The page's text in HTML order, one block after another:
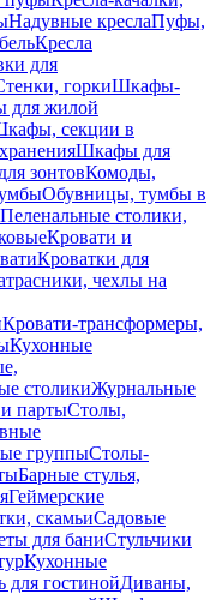
Надувные креслаПуфы,
Кресла
для
горкиШкафы-
для жилой
секции в
Шкафы для
зонтовКомоды,
Обувницы, тумбы в
Пеленальные столики,
Кровати и
Кроватки для
чехлы на
Кровати-трансформеры,
Кухонные
столикиЖурнальные
партыСтолы,
группыСтолы-
Барные стулья,
Геймерские
скамьиСадовые
для баниСтульчики
Кухонные
для гостинойДиваны,